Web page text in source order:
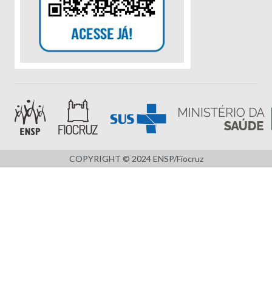
COPYRIGHT © 2024 ENSP/Fiocruz